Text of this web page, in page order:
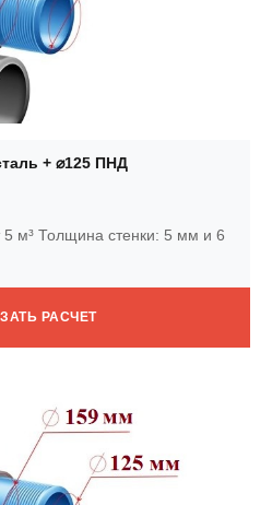
+ ⌀125 ПНД
5 м³ Толщина стенки: 5 мм и 6
РАСЧЕТ